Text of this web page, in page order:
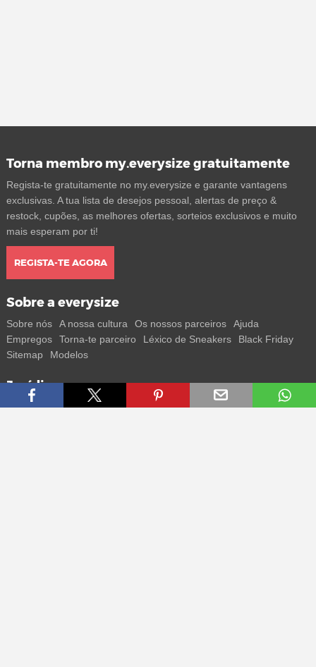
Torna membro my.everysize gratuitamente
Regista-te gratuitamente no my.everysize e garante vantagens
exclusivas. A tua lista de desejos pessoal, alertas de preço &
restock, cupões, as melhores ofertas, sorteios exclusivos e muito
mais esperam por ti!
REGISTA-TE AGORA
Sobre a everysize
Sobre nós A nossa cultura Os nossos parceiros
Ajuda
Empregos
Torna-te parceiro Léxico de Sneakers
Black Friday
Sitemap
Modelos
Jurídico
Termos Privacidade Impressum Contacto